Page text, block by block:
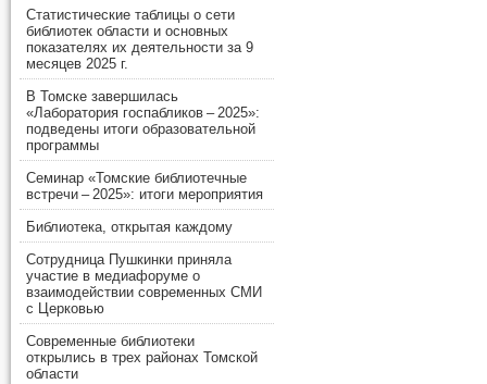
Статистические таблицы о сети
библиотек области и основных
показателях их деятельности за 9
месяцев 2025 г.
В Томске завершилась
«Лаборатория госпабликов – 2025»:
подведены итоги образовательной
программы
Семинар «Томские библиотечные
встречи – 2025»: итоги мероприятия
Библиотека, открытая каждому
Сотрудница Пушкинки приняла
участие в медиафоруме о
взаимодействии современных СМИ
с Церковью
Современные библиотеки
открылись в трех районах Томской
области